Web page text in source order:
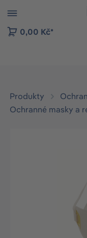
to B2B platform
0,00 Kč*
Produkty
Ochranné masky a